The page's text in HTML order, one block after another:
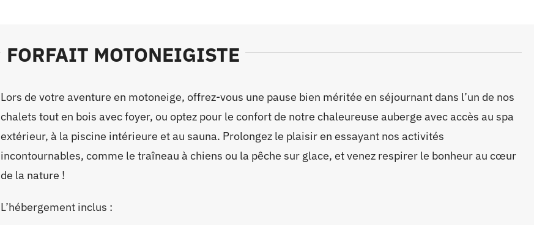
FORFAIT MOTONEIGISTE
Lors de votre aventure en motoneige, offrez-vous une pause bien méritée en séjournant dans l’un de nos
chalets tout en bois avec foyer, ou optez pour le confort de notre chaleureuse auberge avec accès au spa
extérieur, à la piscine intérieure et au sauna. Prolongez le plaisir en essayant nos activités
incontournables, comme le traîneau à chiens ou la pêche sur glace, et venez respirer le bonheur au cœur
de la nature !
L’hébergement inclus :